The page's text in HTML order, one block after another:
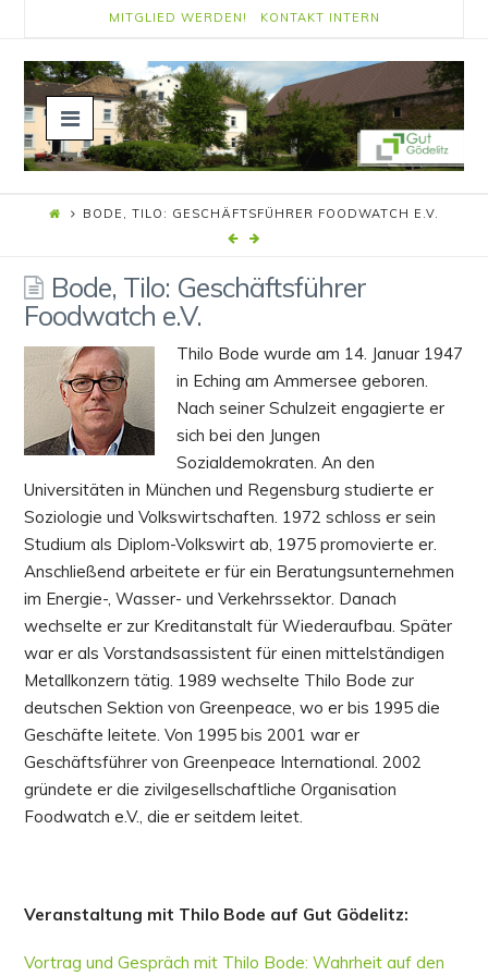
MITGLIED WERDEN! KONTAKT INTERN
Navigation
BODE, TILO: GESCHÄFTSFÜHRER FOODWATCH E.V.
Bode, Tilo: Geschäftsführer
Foodwatch e.V.
Thilo Bode wurde am 14. Januar 1947
in Eching am Ammersee geboren.
Nach seiner Schulzeit engagierte er
sich bei den Jungen
Sozialdemokraten. An den
Universitäten in München und Regensburg studierte er
Soziologie und Volkswirtschaften. 1972 schloss er sein
Studium als Diplom-Volkswirt ab, 1975 promovierte er.
Anschließend arbeitete er für ein Beratungsunternehmen
im Energie-, Wasser- und Verkehrssektor. Danach
wechselte er zur Kreditanstalt für Wiederaufbau. Später
war er als Vorstandsassistent für einen mittelständigen
Metallkonzern tätig. 1989 wechselte Thilo Bode zur
deutschen Sektion von Greenpeace, wo er bis 1995 die
Geschäfte leitete. Von 1995 bis 2001 war er
Geschäftsführer von Greenpeace International. 2002
gründete er die zivilgesellschaftliche Organisation
Foodwatch e.V., die er seitdem leitet.
Veranstaltung mit Thilo Bode auf Gut Gödelitz:
Vortrag und Gespräch mit Thilo Bode: Wahrheit auf den